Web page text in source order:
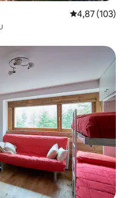
Średnia
4,87 (103)